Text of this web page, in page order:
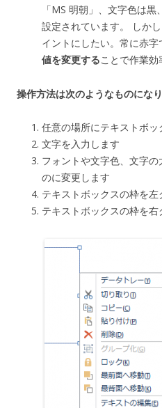
「MS 明朝」、文字色は
設定されています。 しか
イントにしたい。常に赤
値を変更することで作業効
操作方法は次のようなものになり
任意の場所にテキストボッ
文字を入力します
フォントや文字色、文字
のに変更します
テキストボックスの枠を
テキストボックスの枠を右